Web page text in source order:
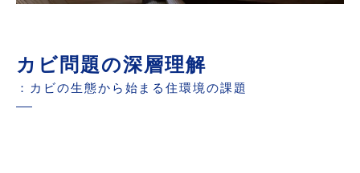
カビ問題の深層理解
：カビの生態から始まる住環境の課題